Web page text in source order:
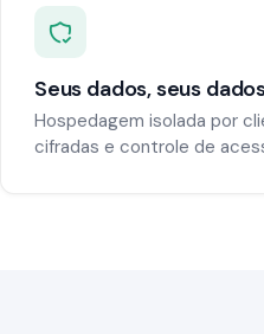
Seus dados, seus
Hospedagem isolada por
cifradas e controle de